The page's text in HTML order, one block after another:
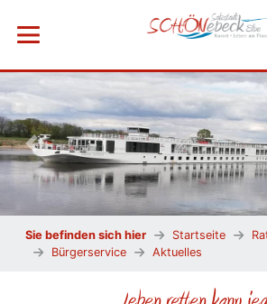
Menü öffnen
Vorheriges Bild
Sie befinden sich hier Startseite
Bürgerservice
Aktuelles